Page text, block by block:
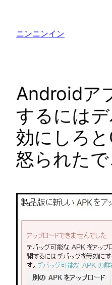
ニンニンイン
Androidア
するには
効にしろ
怒られた